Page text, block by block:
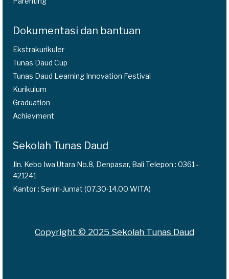
Dokumentasi dan bantuan
Ekstrakurikuler
Tunas Daud Cup
Tunas Daud Learning Innovation Festival
Kurikulum
Graduation
Achievment
Sekolah Tunas Daud
Jln. Kebo Iwa Utara No.8, Denpasar, Bali Telepon : 0361 -
421241
Kantor : Senin-Jumat (07.30-14.00 WITA)
Copyright © 2025 Sekolah Tunas Daud